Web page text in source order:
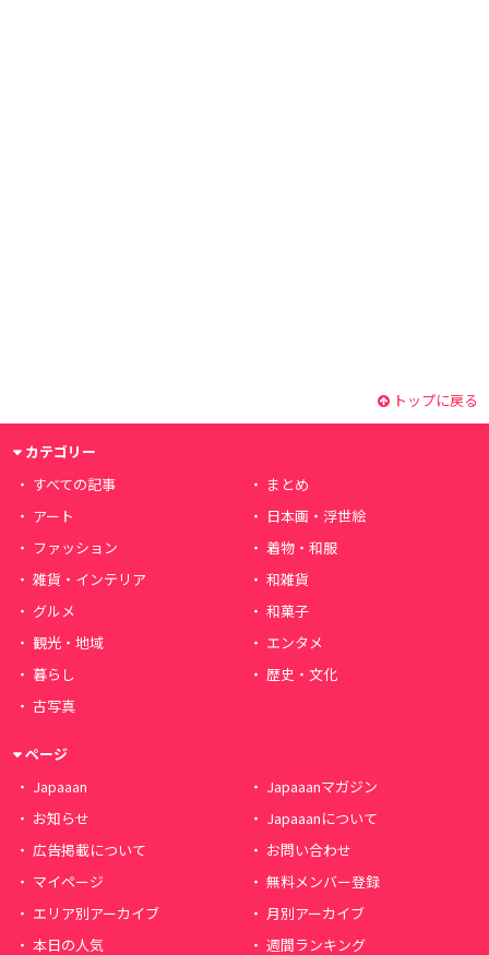
トップに戻る
カテゴリー
すべての記事
まとめ
アート
日本画・浮世絵
ファッション
着物・和服
雑貨・インテリア
和雑貨
グルメ
和菓子
観光・地域
エンタメ
暮らし
歴史・文化
古写真
ページ
Japaaan
Japaaanマガジン
お知らせ
Japaaanについて
広告掲載について
お問い合わせ
マイページ
無料メンバー登録
エリア別アーカイブ
月別アーカイブ
本日の人気
週間ランキング